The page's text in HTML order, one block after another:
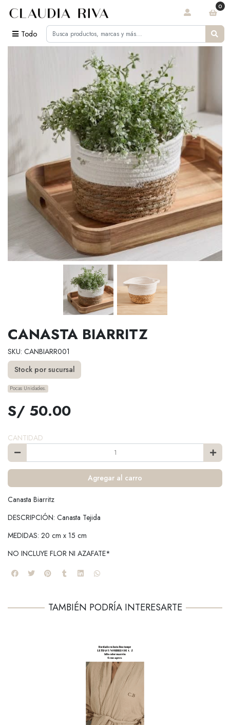
Todo
0
CANASTA BIARRITZ
SKU: CANBIARR001
Stock por sucursal
Pocas Unidades.
S/ 50.00
CANTIDAD
Agregar al carro
Canasta Biarritz
DESCRIPCIÓN: Canasta Tejida
MEDIDAS: 20 cm x 15 cm
NO INCLUYE FLOR NI AZAFATE*
TAMBIÉN PODRÍA INTERESARTE